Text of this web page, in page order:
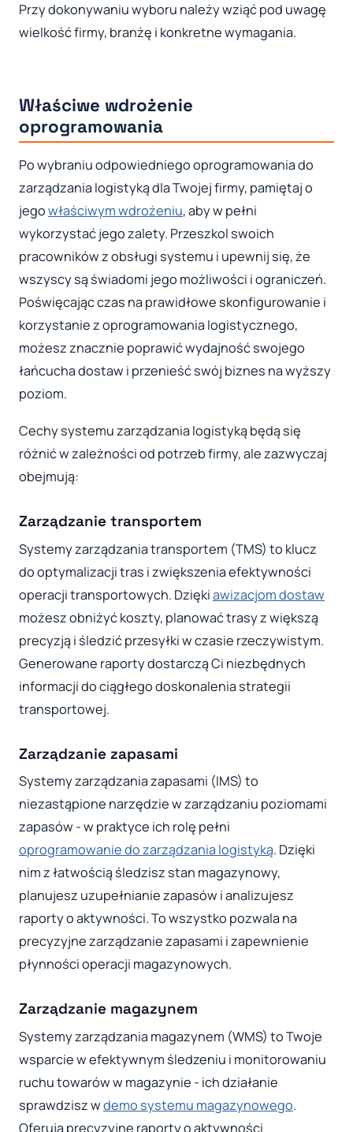
Przy dokonywaniu wyboru należy wziąć pod uwagę
wielkość firmy, branżę i konkretne wymagania.
Właściwe wdrożenie
oprogramowania
Po wybraniu odpowiedniego oprogramowania do
zarządzania logistyką dla Twojej firmy, pamiętaj o
jegowłaściwym wdrożeniu, aby w pełni
wykorzystać jego zalety. Przeszkol swoich
pracowników z obsługi systemu i upewnij się, że
wszyscy są świadomi jego możliwości i ograniczeń.
Poświęcając czas na prawidłowe skonfigurowanie i
korzystanie z oprogramowania logistycznego,
możesz znacznie poprawić wydajność swojego
łańcucha dostaw i przenieść swój biznes na wyższy
poziom.
Cechy systemu zarządzania logistyką będą się
różnić w zależności od potrzeb firmy, ale zazwyczaj
obejmują:
Zarządzanie transportem
Systemy zarządzania transportem (TMS) to klucz
do optymalizacji tras i zwiększenia efektywności
operacji transportowych. Dziękiawizacjom dostaw
możesz obniżyć koszty, planować trasy z większą
precyzją i śledzić przesyłki w czasie rzeczywistym.
Generowane raporty dostarczą Ci niezbędnych
informacji do ciągłego doskonalenia strategii
transportowej.
Zarządzanie zapasami
Systemy zarządzania zapasami (IMS) to
niezastąpione narzędzie w zarządzaniu poziomami
zapasów - w praktyce ich rolę pełni
oprogramowanie do zarządzania logistyką. Dzięki
nim z łatwością śledzisz stan magazynowy,
planujesz uzupełnianie zapasów i analizujesz
raporty o aktywności. To wszystko pozwala na
precyzyjne zarządzanie zapasami i zapewnienie
płynności operacji magazynowych.
Zarządzanie magazynem
Systemy zarządzania magazynem (WMS) to Twoje
wsparcie w efektywnym śledzeniu i monitorowaniu
ruchu towarów w magazynie - ich działanie
sprawdzisz wdemo systemu magazynowego.
Oferują precyzyjne raporty o aktywności